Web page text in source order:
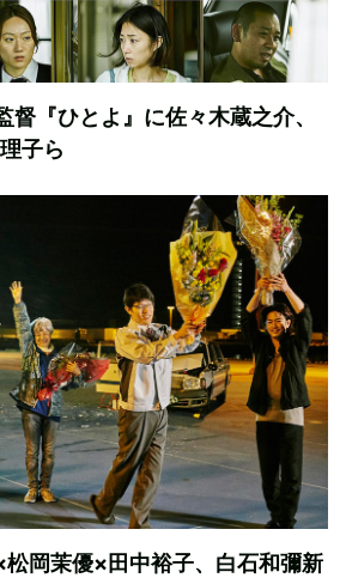
『ひとよ』に佐々木蔵之介、
子ら
岡茉優×田中裕子、白石和彌新